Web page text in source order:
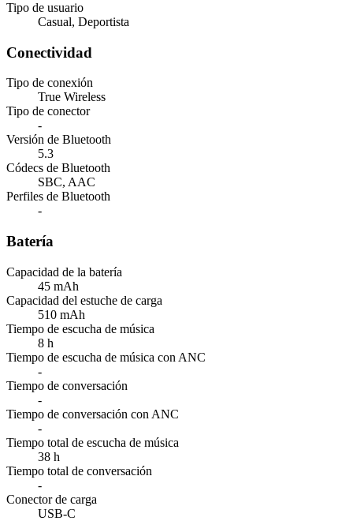
Tipo de usuario
Casual, Deportista
Conectividad
Tipo de conexión
True Wireless
Tipo de conector
-
Versión de Bluetooth
5.3
Códecs de Bluetooth
SBC, AAC
Perfiles de Bluetooth
-
Batería
Capacidad de la batería
45 mAh
Capacidad del estuche de carga
510 mAh
Tiempo de escucha de música
8 h
Tiempo de escucha de música con ANC
-
Tiempo de conversación
-
Tiempo de conversación con ANC
-
Tiempo total de escucha de música
38 h
Tiempo total de conversación
-
Conector de carga
USB-C